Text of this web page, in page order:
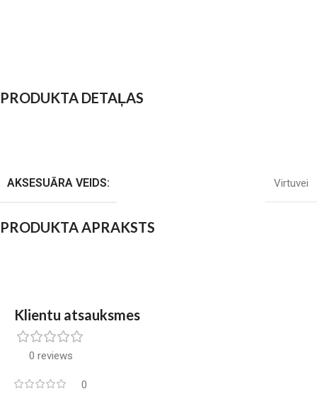
PRODUKTA DETAĻAS
AKSESUĀRA VEIDS: Virtuvei
PRODUKTA APRAKSTS
Klientu atsauksmes
0 reviews
0